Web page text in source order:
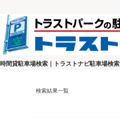
時間貸駐車場検索｜トラストナビ駐車場検索
検索結果一覧